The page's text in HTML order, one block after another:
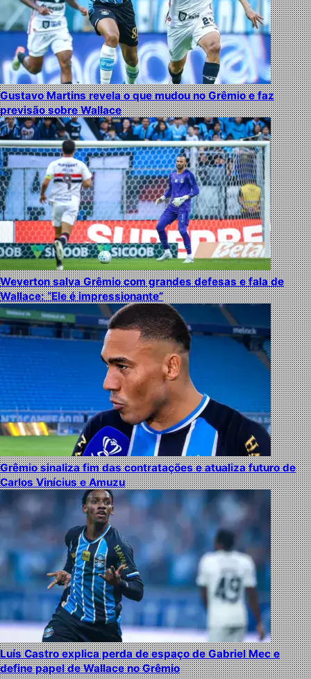
Gustavo Martins revela o que mudou no Grêmio e faz
previsão sobre Wallace
Weverton salva Grêmio com grandes defesas e fala de
Wallace: “Ele é impressionante”
Grêmio sinaliza fim das contratações e atualiza futuro de
Carlos Vinícius e Amuzu
Luís Castro explica perda de espaço de Gabriel Mec e
define papel de Wallace no Grêmio